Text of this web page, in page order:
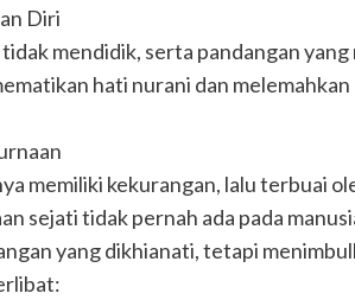
Diri
mendidik, serta pandangan yang
hati nurani dan
memiliki kekurangan, lalu terbuai
sejati tidak pernah ada pada
yang dikhianati, tetapi